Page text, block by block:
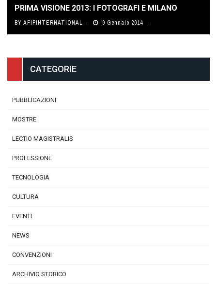
PRIMA VISIONE 2013: I FOTOGRAFI E MILANO
BY AFIPINTERNATIONAL 9 Gennaio 2014
CATEGORIE
PUBBLICAZIONI
MOSTRE
LECTIO MAGISTRALIS
PROFESSIONE
TECNOLOGIA
CULTURA
EVENTI
NEWS
CONVENZIONI
ARCHIVIO STORICO